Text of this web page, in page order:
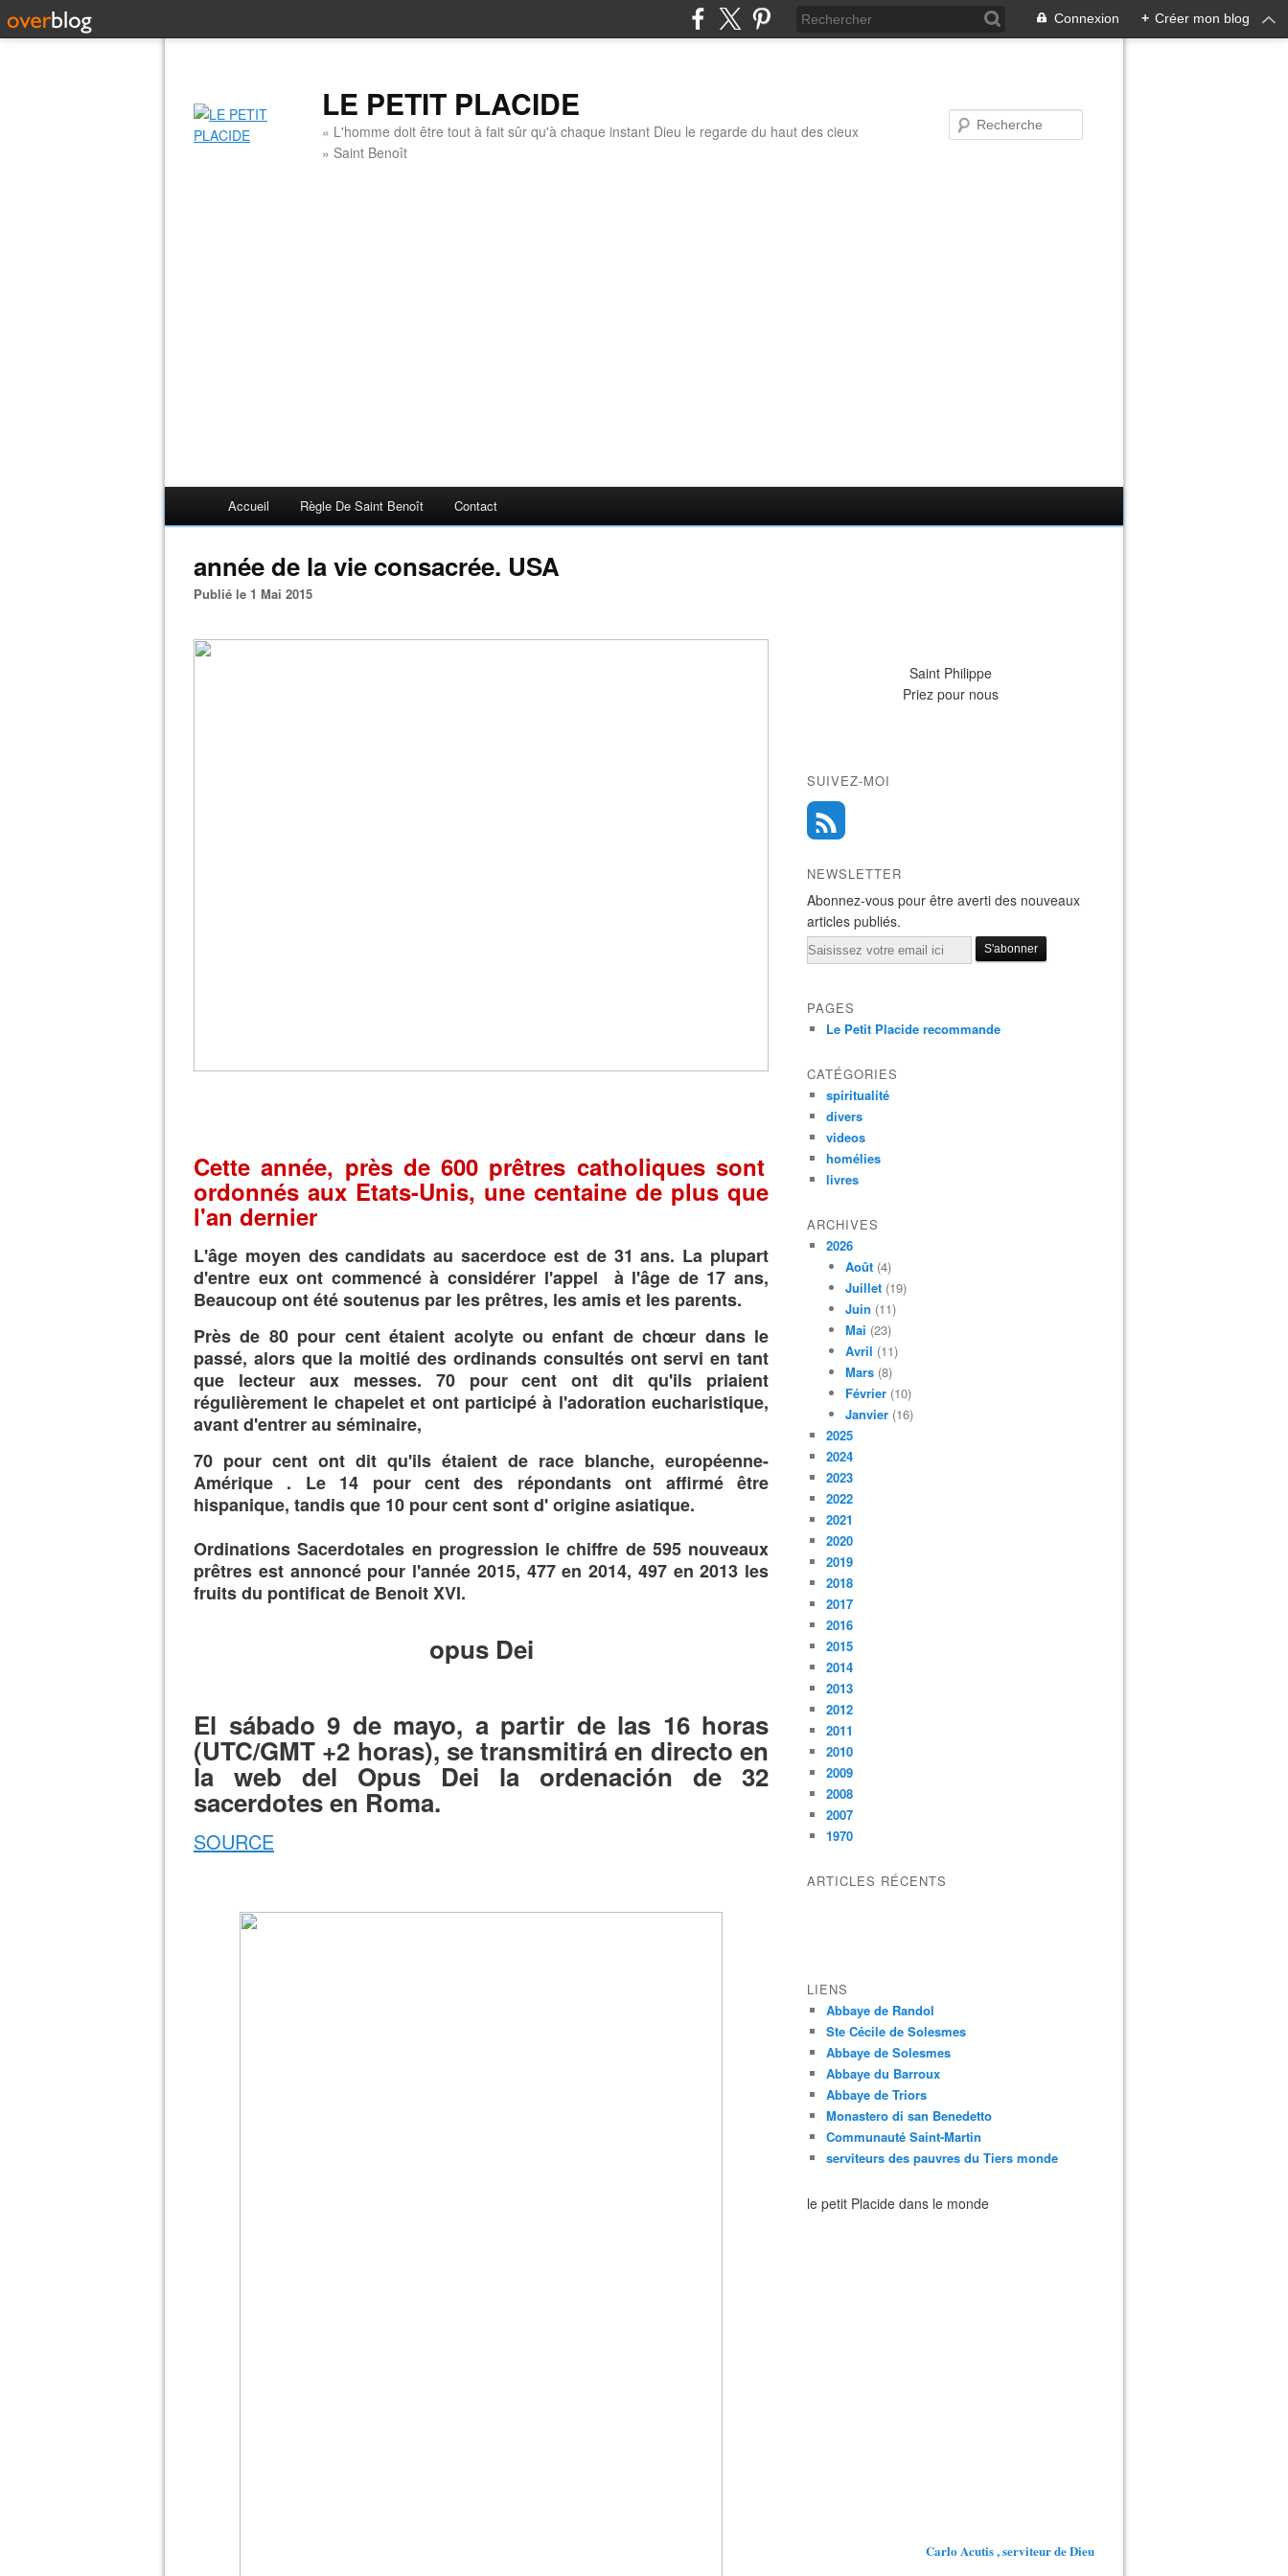
Connexion + Créer mon blog
LE PETIT PLACIDE
« L'homme doit être tout à fait sûr qu'à chaque instant Dieu le regarde du haut des cieux
» Saint Benoît
Accueil Règle De Saint Benoît Contact
année de la vie consacrée. USA
Publié le 1 Mai 2015
Cette année, près de 600 prêtres catholiques sont
ordonnés aux Etats-Unis, une centaine de plus que
l'an dernier
L'âge moyen des candidats au sacerdoce est de 31 ans. La plupart
d'entre eux ont commencé à considérer l'appel à l'âge de 17 ans,
Beaucoup ont été soutenus par les prêtres, les amis et les parents.
Près de 80 pour cent étaient acolyte ou enfant de chœur dans le
passé, alors que la moitié des ordinands consultés ont servi en tant
que lecteur aux messes.
70 pour cent ont dit qu'ils priaient
régulièrement le chapelet et ont participé à l'adoration eucharistique,
avant d'entrer au séminaire,
70 pour cent ont dit qu'ils étaient de race blanche, européenne-
Amérique . Le 14 pour cent des répondants ont affirmé être
hispanique, tandis que 10 pour cent sont d' origine asiatique.
Ordinations Sacerdotales en progression le chiffre de 595 nouveaux
prêtres est annoncé pour l'année 2015, 477 en 2014, 497 en 2013 les
fruits du pontificat de Benoit XVI.
opus Dei
El sábado 9 de mayo, a partir de las 16 horas
(UTC/GMT +2 horas), se transmitirá en directo en
la web del Opus Dei la ordenación de 32
sacerdotes en Roma.
SOURCE
Saint Philippe
Priez pour nous
SUIVEZ-MOI
NEWSLETTER
Abonnez-vous pour être averti des nouveaux
articles publiés.
Email
PAGES
Le Petit Placide recommande
CATÉGORIES
spiritualité
divers
videos
homélies
livres
ARCHIVES
2026
Août (4)
Juillet (19)
Juin (11)
Mai (23)
Avril (11)
Mars (8)
Février (10)
Janvier (16)
2025
2024
2023
2022
2021
2020
2019
2018
2017
2016
2015
2014
2013
2012
2011
2010
2009
2008
2007
1970
ARTICLES RÉCENTS
LIENS
Abbaye de Randol
Ste Cécile de Solesmes
Abbaye de Solesmes
Abbaye du Barroux
Abbaye de Triors
Monastero di san Benedetto
Communauté Saint-Martin
serviteurs des pauvres du Tiers monde
le petit Placide dans le monde
Carlo Acutis , serviteur de Dieu